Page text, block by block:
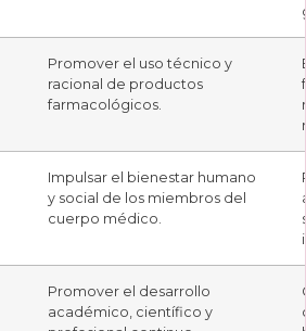
Promover el uso técnico y
racional de productos
farmacológicos.
Impulsar el bienestar humano
y social de los miembros del
cuerpo médico.
Promover el desarrollo
académico, científico y